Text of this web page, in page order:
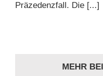
Präzedenzfall. Die [...]
MEHR